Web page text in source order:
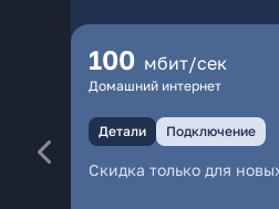
100 мбит/сек
Домашний интернет
Детали Подключение
Скидка только для